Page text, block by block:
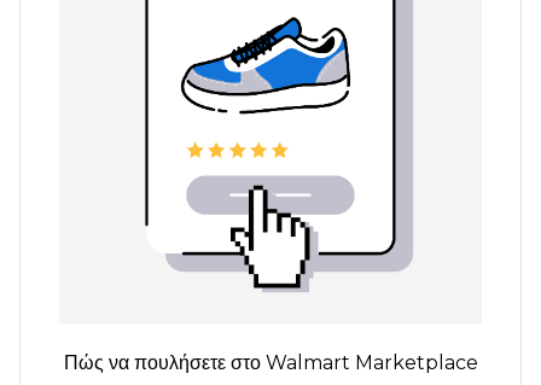
Πώς να πουλήσετε στο Walmart Marketplace